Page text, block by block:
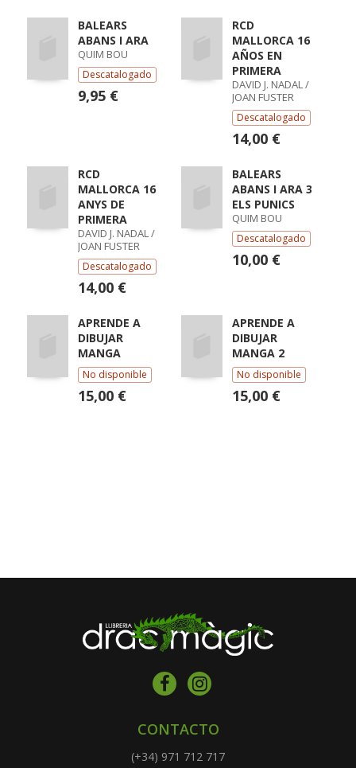
BALEARS
ABANS I ARA
QUIM BOU
Descatalogado
9,95 €
RCD
MALLORCA 16
AÑOS EN
PRIMERA
DAVID J. NADAL /
JOAN FUSTER
Descatalogado
14,00 €
RCD
MALLORCA 16
ANYS DE
PRIMERA
DAVID J. NADAL /
JOAN FUSTER
Descatalogado
14,00 €
BALEARS
ABANS I ARA 3
ELS PUNICS
QUIM BOU
Descatalogado
10,00 €
APRENDE A
DIBUJAR
MANGA
No disponible
15,00 €
APRENDE A
DIBUJAR
MANGA 2
No disponible
15,00 €
CONTACTO
(+34) 971 712 717